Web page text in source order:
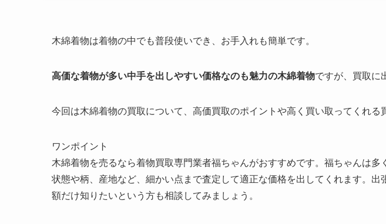
木綿着物は着物の中でも普段使いでき、お手入れも簡単です。
高価な着物が多い中手を出しやすい価格なのも魅力の木綿着物ですが、買取に
今回は木綿着物の買取について、高価買取のポイントや高く買い取ってくれる
ワンポイント
木綿着物を売るなら着物買取専門業者福ちゃんがおすすめです。福ちゃんは多
状態や柄、産地など、細かい点まで査定して適正な価格を出してくれます。出
額だけ知りたいという方も相談してみましょう。